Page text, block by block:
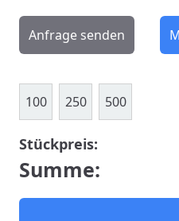
Anfrage senden
100 250 500
Stückpreis:
Summe: